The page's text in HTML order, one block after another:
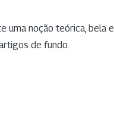
uma noção teórica, bela e
de fundo.